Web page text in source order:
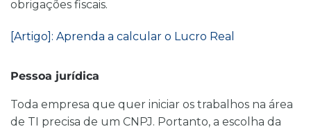
obrigações fiscais.
[Artigo]: Aprenda a calcular o Lucro Real
Pessoa jurídica
Toda empresa que quer iniciar os trabalhos na área
de TI precisa de um CNPJ. Portanto, a escolha da